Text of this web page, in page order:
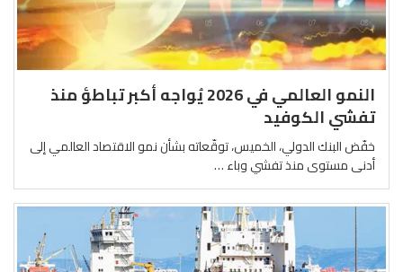
النمو العالمي في 2026 يُواجه أكبر تباطؤ منذ
تفشي الكوفيد
خفّض البنك الدولي، الخميس، توقّعاته بشأن نمو الاقتصاد العالمي إلى
أدنى مستوى منذ تفشي وباء …